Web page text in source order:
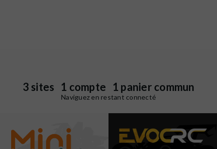
3 sites 1 compte 1 panier commun
Naviguez en restant connecté